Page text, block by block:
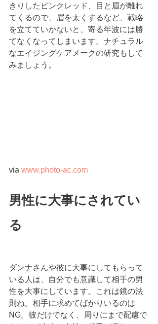
きりしたピンクレッド、目と眉が離れ
てくるので、眉を太くするなど、戦略
を立てていかないと、寄る年波には勝
てなくなってしまいます。ナチュラル
なエイジングケアメークの研究もして
みましょう。
via www.photo-ac.com
男性に大事にされてい
る
ダンナさんや彼に大事にしてもらって
いる人は、自分でも意識して相手の男
性を大事にしています。これは鏡の法
則ね。相手に求めてばかりいるのは
NG。彼だけでなく、周りにまで配慮で